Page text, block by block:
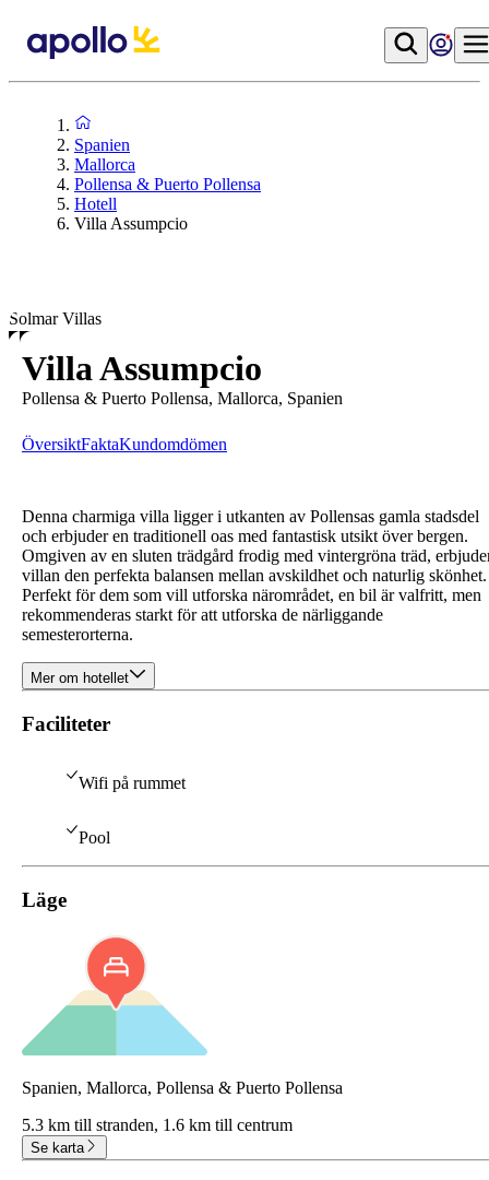
Spanien
Mallorca
Pollensa & Puerto Pollensa
Hotell
Villa Assumpcio
Solmar Villas
Villa Assumpcio
Pollensa & Puerto Pollensa, Mallorca, Spanien
ÖversiktFaktaKundomdömen
Denna charmiga villa ligger i utkanten av Pollensas gamla stadsdel
och erbjuder en traditionell oas med fantastisk utsikt över bergen.
Omgiven av en sluten trädgård frodig med vintergröna träd,
villan den perfekta balansen mellan avskildhet och naturlig skönhet.
Perfekt för dem som vill utforska närområdet, en bil är valfritt, men
rekommenderas starkt för att utforska de närliggande
semesterorterna.
Mer om hotellet
Faciliteter
Wifi på rummet
Pool
Läge
Spanien, Mallorca, Pollensa & Puerto Pollensa
5.3 km till stranden, 1.6 km till centrum
Se karta